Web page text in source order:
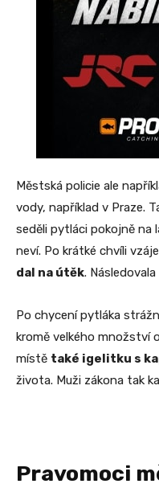
Městská policie ale
vody, například v Praze.
seděli pytláci pokojně na
neví. Po krátké chvíli
dal na útěk.
Po chycení pytláka
kromě velkého množství
místě také igelitku s
života. Muži zákona tak
Pravomoci